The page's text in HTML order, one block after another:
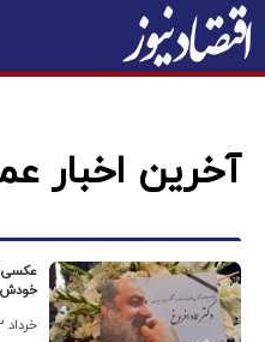
آخرین اخبار
عکسی
خودش
۰۹ خرداد ۱۴۰۲